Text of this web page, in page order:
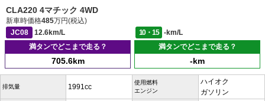
CLA220 4マチック 4WD
新車時価格485万円(税込)
JC08
12.6km/L 10・15
-km/L
満タンでどこまで走る？
705.6km
満タンでどこまで走る？
-km
排気量 1991cc
使用燃料
エンジン
ハイオク
ガソリン